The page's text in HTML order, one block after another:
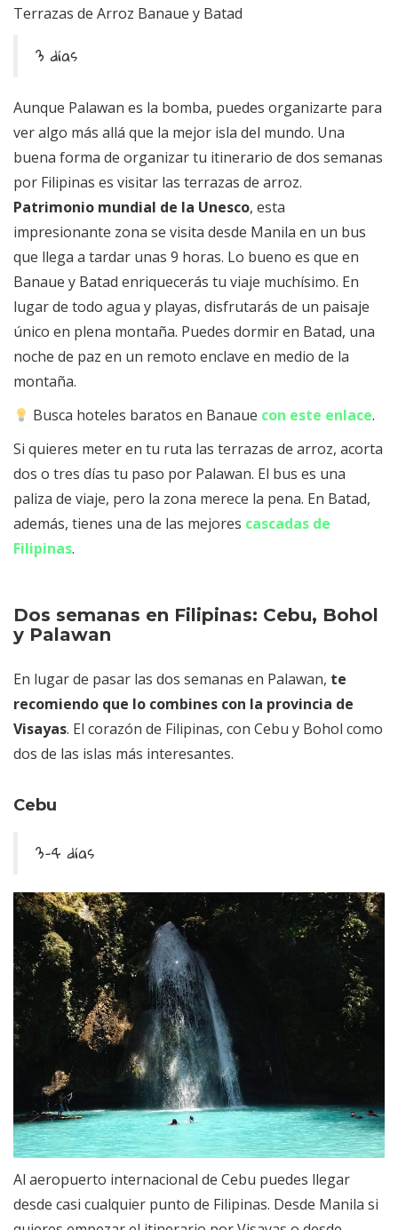
Terrazas de Arroz Banaue y Batad
3 días
Aunque Palawan es la bomba, puedes organizarte para
ver algo más allá que la mejor isla del mundo. Una
buena forma de organizar tu itinerario de dos semanas
por Filipinas es visitar las terrazas de arroz.
Patrimonio mundial de la Unesco, esta
impresionante zona se visita desde Manila en un bus
que llega a tardar unas 9 horas. Lo bueno es que en
Banaue y Batad enriquecerás tu viaje muchísimo. En
lugar de todo agua y playas, disfrutarás de un paisaje
único en plena montaña. Puedes dormir en Batad, una
noche de paz en un remoto enclave en medio de la
montaña.
Busca hoteles baratos en Banaue con este enlace.
Si quieres meter en tu ruta las terrazas de arroz, acorta
dos o tres días tu paso por Palawan. El bus es una
paliza de viaje, pero la zona merece la pena. En Batad,
además, tienes una de las mejores cascadas de
Filipinas.
Dos semanas en Filipinas: Cebu, Bohol
y Palawan
En lugar de pasar las dos semanas en Palawan, te
recomiendo que lo combines con la provincia de
Visayas. El corazón de Filipinas, con Cebu y Bohol como
dos de las islas más interesantes.
Cebu
3-4 días
Al aeropuerto internacional de Cebu puedes llegar
desde casi cualquier punto de Filipinas. Desde Manila si